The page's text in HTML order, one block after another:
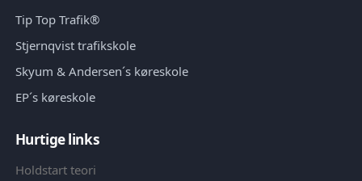
Tip Top Trafik®
Stjernqvist trafikskole
Skyum & Andersen´s køreskole
EP´s køreskole
Hurtige links
Holdstart teori